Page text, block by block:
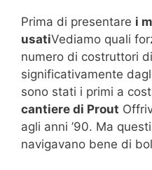
Prima di presentare i
usatiVediamo quali
numero di costruttori
significativamente
sono stati i primi a
cantiere di Prout
agli anni ’90. Ma
navigavano bene di